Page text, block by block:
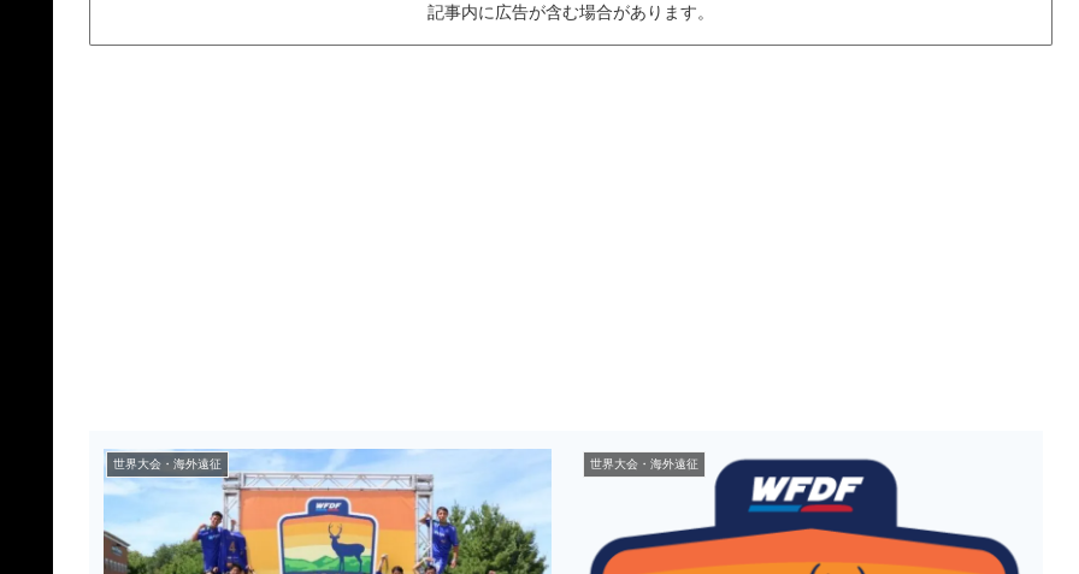
記事内に広告が含む場合があります。
世界大会・海外遠征 世界大会・海外遠征